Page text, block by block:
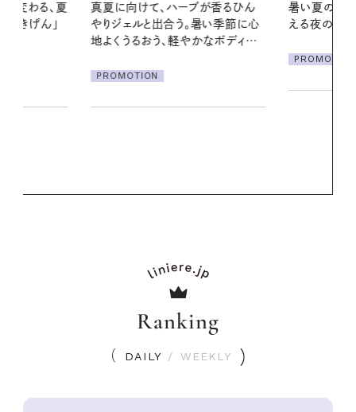
が香るひん
い季節に心
暑い夏のナイトルーティン。私を整
える夜の爽やかご褒美ケア
夏の髪と心
る【大人気の
Ranking
DAILY / WEEKLY